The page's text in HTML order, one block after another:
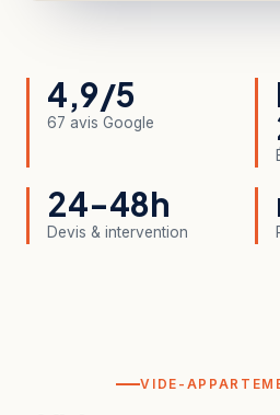
4,9/5
67 avis Google
24-48h
Devis & intervention
VIDE-